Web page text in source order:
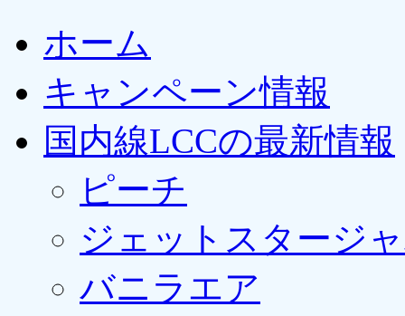
ホーム
キャンペーン情報
国内線LCCの最新情報
ピーチ
ジェットスタージ
バニラエア